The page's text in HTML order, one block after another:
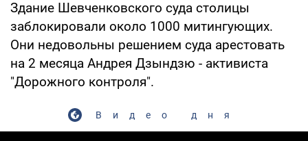
Здание Шевченковского суда столицы
заблокировали около 1000 митингующих.
Они недовольны решением суда арестовать
на 2 месяца Андрея Дзындзю - активиста
"Дорожного контроля".
Видео дня